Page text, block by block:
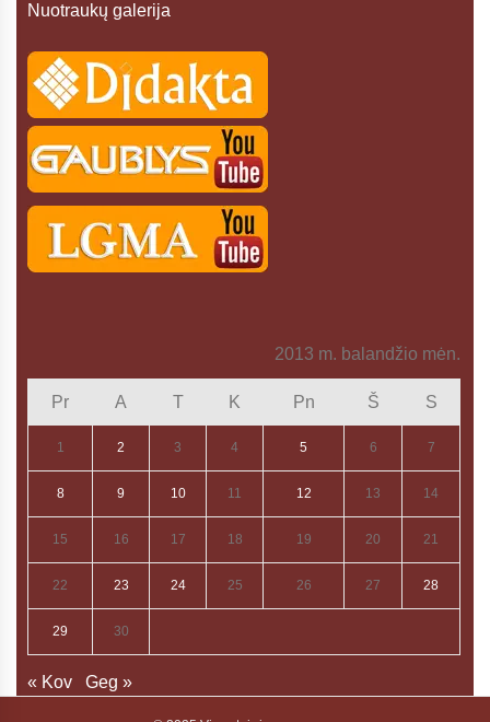
Nuotraukų galerija
2013 m. balandžio mėn.
Pr A T K Pn Š S
1 2 3 4 5 6 7
8 9 10 11 12 13 14
15 16 17 18 19 20 21
22 23 24 25 26 27 28
29 30
« Kov Geg »